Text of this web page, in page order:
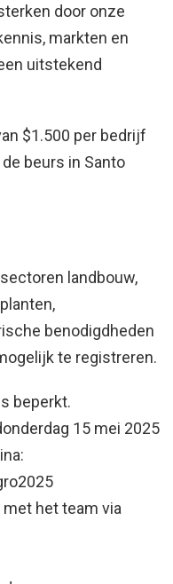
door onze
markten en
uitstekend
$1.500 per bedrijf
beurs in Santo
landbouw,
benodigdheden
te registreren.
beperkt.
15 mei 2025
het team via